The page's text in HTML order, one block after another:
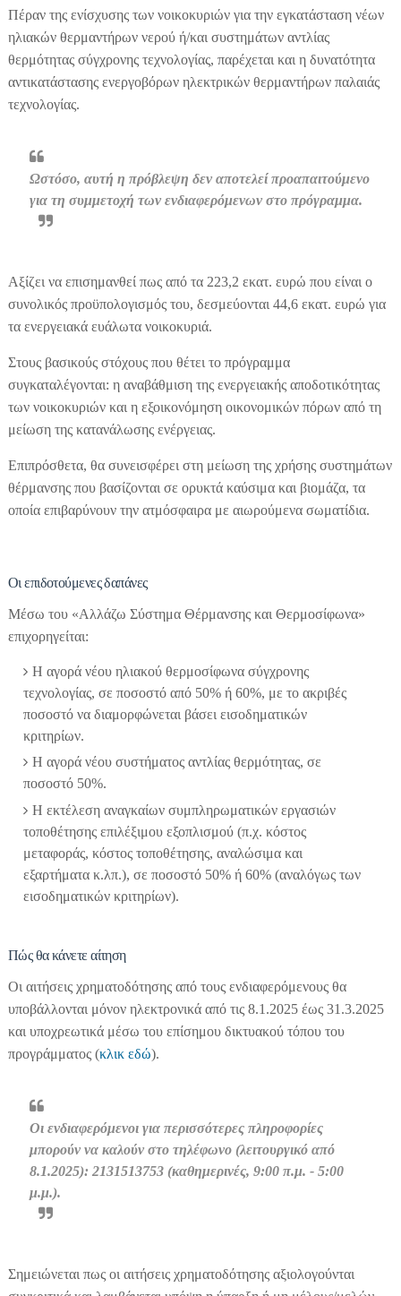
Πέραν της ενίσχυσης των νοικοκυριών για την εγκατάσταση νέων
ηλιακών θερμαντήρων νερού ή/και συστημάτων αντλίας
θερμότητας σύγχρονης τεχνολογίας, παρέχεται και η δυνατότητα
αντικατάστασης ενεργοβόρων ηλεκτρικών θερμαντήρων παλαιάς
τεχνολογίας.
Ωστόσο, αυτή η πρόβλεψη δεν αποτελεί προαπαιτούμενο
για τη συμμετοχή των ενδιαφερόμενων στο πρόγραμμα.
Αξίζει να επισημανθεί πως από τα 223,2 εκατ. ευρώ που είναι ο
συνολικός προϋπολογισμός του, δεσμεύονται 44,6 εκατ. ευρώ για
τα ενεργειακά ευάλωτα νοικοκυριά.
Στους βασικούς στόχους που θέτει το πρόγραμμα
συγκαταλέγονται: η αναβάθμιση της ενεργειακής αποδοτικότητας
των νοικοκυριών και η εξοικονόμηση οικονομικών πόρων από τη
μείωση της κατανάλωσης ενέργειας.
Επιπρόσθετα, θα συνεισφέρει στη μείωση της χρήσης συστημάτων
θέρμανσης που βασίζονται σε ορυκτά καύσιμα και βιομάζα, τα
οποία επιβαρύνουν την ατμόσφαιρα με αιωρούμενα σωματίδια.
Οι επιδοτούμενες δαπάνες
Μέσω του «Αλλάζω Σύστημα Θέρμανσης και Θερμοσίφωνα»
επιχορηγείται:
Η αγορά νέου ηλιακού θερμοσίφωνα σύγχρονης
τεχνολογίας, σε ποσοστό από 50% ή 60%, με το ακριβές
ποσοστό να διαμορφώνεται βάσει εισοδηματικών
κριτηρίων.
Η αγορά νέου συστήματος αντλίας θερμότητας, σε
ποσοστό 50%.
Η εκτέλεση αναγκαίων συμπληρωματικών εργασιών
τοποθέτησης επιλέξιμου εξοπλισμού (π.χ. κόστος
μεταφοράς, κόστος τοποθέτησης, αναλώσιμα και
εξαρτήματα κ.λπ.), σε ποσοστό 50% ή 60% (αναλόγως των
εισοδηματικών κριτηρίων).
Πώς θα κάνετε αίτηση
Οι αιτήσεις χρηματοδότησης από τους ενδιαφερόμενους θα
υποβάλλονται μόνον ηλεκτρονικά από τις 8.1.2025 έως 31.3.2025
και υποχρεωτικά μέσω του επίσημου δικτυακού τόπου του
προγράμματος (κλικ εδώ).
Οι ενδιαφερόμενοι για περισσότερες πληροφορίες
μπορούν να καλούν στο τηλέφωνο (λειτουργικό από
8.1.2025): 2131513753 (καθημερινές, 9:00 π.μ. - 5:00
μ.μ.).
Σημειώνεται πως οι αιτήσεις χρηματοδότησης αξιολογούνται